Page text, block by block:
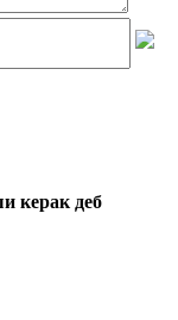
керак деб